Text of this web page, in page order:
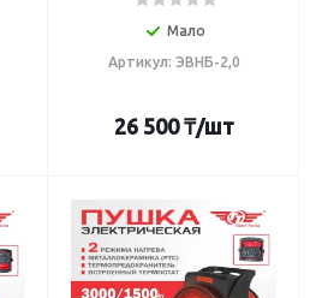
Мало
Артикул: ЭВНБ-2,0
26 500₸/шт